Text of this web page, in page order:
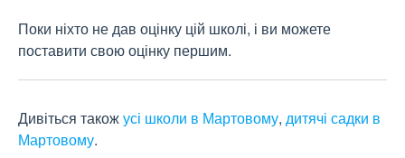
Поки ніхто не дав оцінку цій школі, і ви можете
поставити свою оцінку першим.
Дивіться такожусі школи в Мартовому, дитячі садки в
Мартовому.